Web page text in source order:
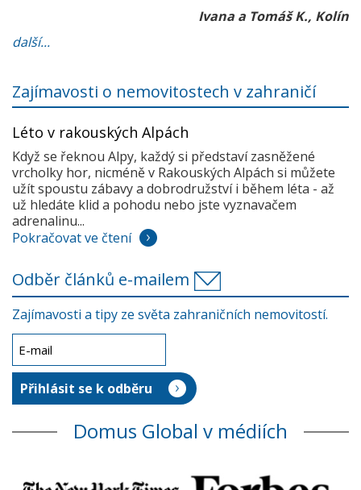
Ivana a Tomáš K., Kolín
další...
Zajímavosti o nemovitostech v zahraničí
Léto v rakouských Alpách
Když se řeknou Alpy, každý si představí zasněžené
vrcholky hor, nicméně v Rakouských Alpách si můžete
užít spoustu zábavy a dobrodružství i během léta - až
už hledáte klid a pohodu nebo jste vyznavačem
adrenalinu...
Pokračovat ve čtení
Odběr článků e-mailem
Zajímavosti a tipy ze světa zahraničních nemovitostí.
Domus Global v médiích